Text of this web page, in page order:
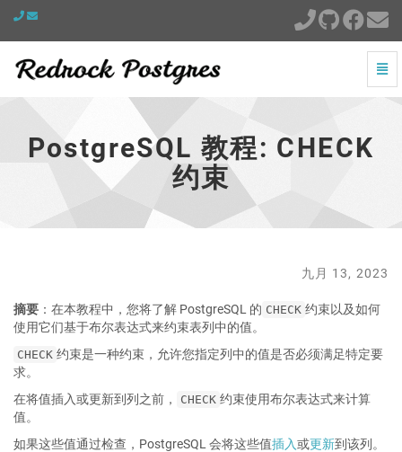
PostgreSQL
CHECK
切
换
PostgreSQL 教程: CHECK
约束
九月 13, 2023
摘要 ：在本教程中，您将了解 PostgreSQL 的 CHECK 约束以及如何
使用它们基于布尔表达式来约束表列中的值。
CHECK 约束是一种约束，允许您指定列中的值是否必须满足特定要
求。
在将值插入或更新到列之前，
CHECK 约束使用布尔表达式来计算
值。
如果这些值通过检查，PostgreSQL 会将这些值插入或更新到该列。